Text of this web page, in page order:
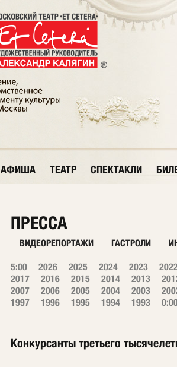
АФИША ТЕАТР СПЕКТАКЛИ
ПРЕССА
ВИДЕОРЕПОРТАЖИ ГАСТРОЛИ
5:00 2026 2025 2024 2023
2017
2016 2015 2014 2013
2007
2006 2005 2004 2003
1997
1996 1995 1994 1993
Конкурсанты третьего